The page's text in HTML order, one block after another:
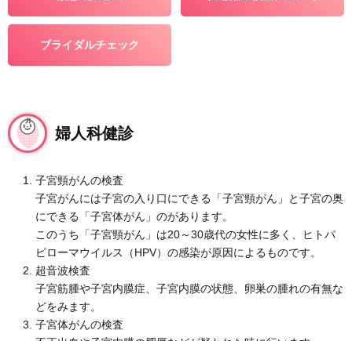
ブライダルチェック
婦人科健診
子宮頸がんの検査
子宮がんには子宮の入り口にできる「子宮頸がん」と子宮の奥
にできる「子宮体がん」のがあります。
このうち「子宮頸がん」は20～30歳代の女性に多く、ヒトパ
ピローマウイルス（HPV）の感染が原因によるものです。
超音波検査
子宮筋腫や子宮内膜症、子宮内膜の状態、卵巣の腫れの有無な
どをみます。
子宮体がんの検査